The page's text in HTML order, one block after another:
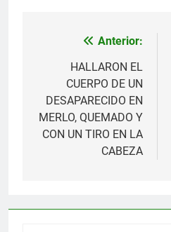
Navegación
entradas
Anterior:
HALLARON EL
CUERPO DE UN
DESAPARECIDO EN
MERLO, QUEMADO Y
CON UN TIRO EN LA
CABEZA